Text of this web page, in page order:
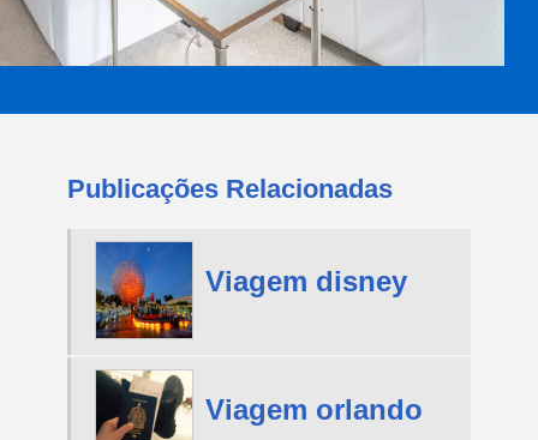
Publicações Relacionadas
Viagem disney
Viagem orlando